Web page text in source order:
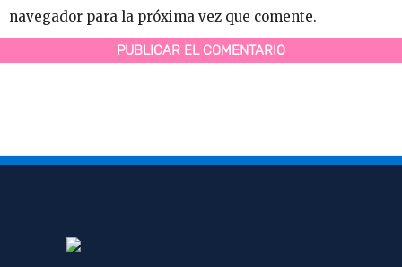
navegador para la próxima vez que comente.